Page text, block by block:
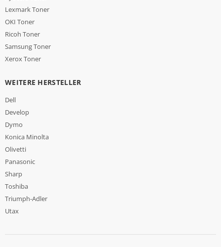
Lexmark Toner
OKI Toner
Ricoh Toner
Samsung Toner
Xerox Toner
WEITERE HERSTELLER
Dell
Develop
Dymo
Konica Minolta
Olivetti
Panasonic
Sharp
Toshiba
Triumph-Adler
Utax